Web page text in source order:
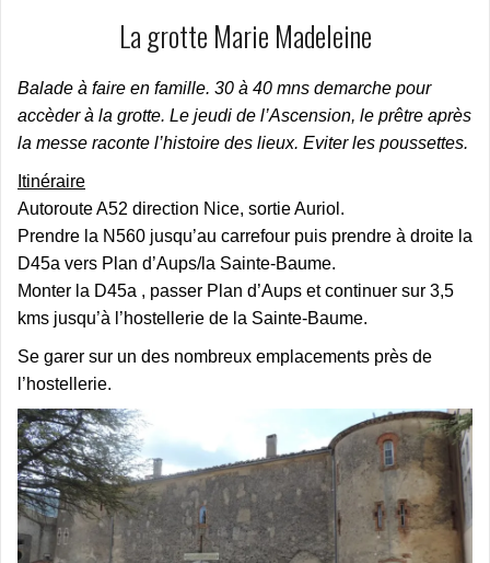
La grotte Marie Madeleine
Balade à faire en famille. 30 à 40 mns demarche pour
accèder à la grotte. Le jeudi de l’Ascension, le prêtre après
la messe raconte l’histoire des lieux. Eviter les poussettes.
Itinéraire
Autoroute A52 direction Nice, sortie Auriol.
Prendre la N560 jusqu’au carrefour puis prendre à droite la
D45a vers Plan d’Aups/la Sainte-Baume.
Monter la D45a , passer Plan d’Aups et continuer sur 3,5
kms jusqu’à l’hostellerie de la Sainte-Baume.
Se garer sur un des nombreux emplacements près de
l’hostellerie.